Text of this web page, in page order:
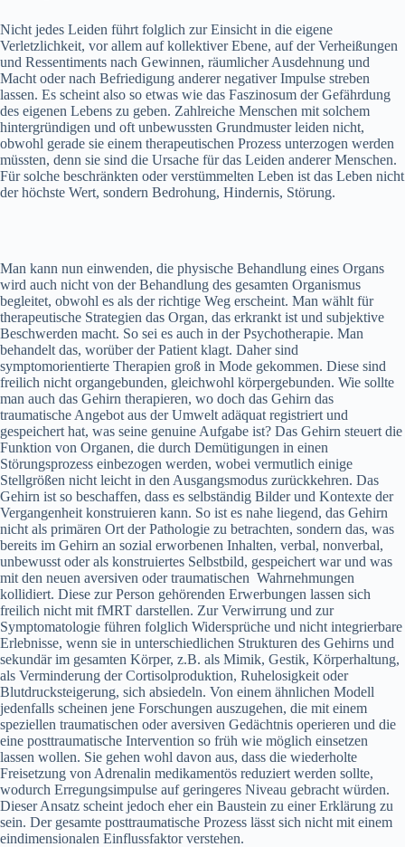
Nicht jedes Leiden führt folglich zur Einsicht in die eigene
Verletzlichkeit, vor allem auf kollektiver Ebene, auf der Verheißungen
und Ressentiments nach Gewinnen, räumlicher Ausdehnung und
Macht oder nach Befriedigung anderer negativer Impulse streben
lassen. Es scheint also so etwas wie das Faszinosum der Gefährdung
des eigenen Lebens zu geben. Zahlreiche Menschen mit solchem
hintergründigen und oft unbewussten Grundmuster leiden nicht,
obwohl gerade sie einem therapeutischen Prozess unterzogen werden
müssten, denn sie sind die Ursache für das Leiden anderer Menschen.
Für solche beschränkten oder verstümmelten Leben ist das Leben nicht
der höchste Wert, sondern Bedrohung, Hindernis, Störung.
Man kann nun einwenden, die physische Behandlung eines Organs
wird auch nicht von der Behandlung des gesamten Organismus
begleitet, obwohl es als der richtige Weg erscheint. Man wählt für
therapeutische Strategien das Organ, das erkrankt ist und subjektive
Beschwerden macht. So sei es auch in der Psychotherapie. Man
behandelt das, worüber der Patient klagt. Daher sind
symptomorientierte Therapien groß in Mode gekommen. Diese sind
freilich nicht organgebunden, gleichwohl körpergebunden. Wie sollte
man auch das Gehirn therapieren, wo doch das Gehirn das
traumatische Angebot aus der Umwelt adäquat registriert und
gespeichert hat, was seine genuine Aufgabe ist? Das Gehirn steuert die
Funktion von Organen, die durch Demütigungen in einen
Störungsprozess einbezogen werden, wobei vermutlich einige
Stellgrößen nicht leicht in den Ausgangsmodus zurückkehren. Das
Gehirn ist so beschaffen, dass es selbständig Bilder und Kontexte der
Vergangenheit konstruieren kann. So ist es nahe liegend, das Gehirn
nicht als primären Ort der Pathologie zu betrachten, sondern das, was
bereits im Gehirn an sozial erworbenen Inhalten, verbal, nonverbal,
unbewusst oder als konstruiertes Selbstbild, gespeichert war und was
mit den neuen aversiven oder traumatischen Wahrnehmungen
kollidiert. Diese zur Person gehörenden Erwerbungen lassen sich
freilich nicht mit fMRT darstellen. Zur Verwirrung und zur
Symptomatologie führen folglich Widersprüche und nicht integrierbare
Erlebnisse, wenn sie in unterschiedlichen Strukturen des Gehirns und
sekundär im gesamten Körper, z.B. als Mimik, Gestik, Körperhaltung,
als Verminderung der Cortisolproduktion, Ruhelosigkeit oder
Blutdrucksteigerung, sich absiedeln. Von einem ähnlichen Modell
jedenfalls scheinen jene Forschungen auszugehen, die mit einem
speziellen traumatischen oder aversiven Gedächtnis operieren und die
eine posttraumatische Intervention so früh wie möglich einsetzen
lassen wollen. Sie gehen wohl davon aus, dass die wiederholte
Freisetzung von Adrenalin medikamentös reduziert werden sollte,
wodurch Erregungsimpulse auf geringeres Niveau gebracht würden.
Dieser Ansatz scheint jedoch eher ein Baustein zu einer Erklärung zu
sein. Der gesamte posttraumatische Prozess lässt sich nicht mit einem
eindimensionalen Einflussfaktor verstehen.